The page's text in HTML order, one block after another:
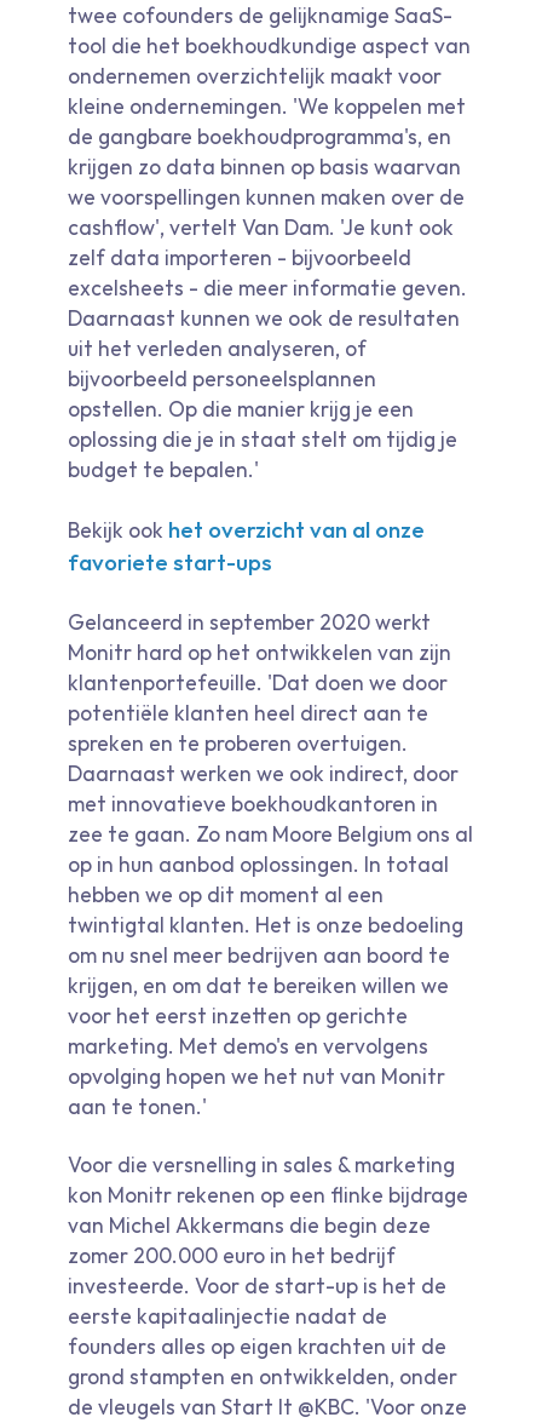
twee cofounders de gelijknamige SaaS-
tool die het boekhoudkundige aspect van
ondernemen overzichtelijk maakt voor
kleine ondernemingen. 'We koppelen met
de gangbare boekhoudprogramma's, en
krijgen zo data binnen op basis waarvan
we voorspellingen kunnen maken over de
cashflow', vertelt Van Dam. 'Je kunt ook
zelf data importeren - bijvoorbeeld
excelsheets - die meer informatie geven.
Daarnaast kunnen we ook de resultaten
uit het verleden analyseren, of
bijvoorbeeld personeelsplannen
opstellen. Op die manier krijg je een
oplossing die je in staat stelt om tijdig je
budget te bepalen.'
Bekijk ook het overzicht van al onze
favoriete start-ups
Gelanceerd in september 2020 werkt
Monitr hard op het ontwikkelen van zijn
klantenportefeuille. 'Dat doen we door
potentiële klanten heel direct aan te
spreken en te proberen overtuigen.
Daarnaast werken we ook indirect, door
met innovatieve boekhoudkantoren in
zee te gaan. Zo nam Moore Belgium ons al
op in hun aanbod oplossingen. In totaal
hebben we op dit moment al een
twintigtal klanten. Het is onze bedoeling
om nu snel meer bedrijven aan boord te
krijgen, en om dat te bereiken willen we
voor het eerst inzetten op gerichte
marketing. Met demo's en vervolgens
opvolging hopen we het nut van Monitr
aan te tonen.'
Voor die versnelling in sales & marketing
kon Monitr rekenen op een flinke bijdrage
van Michel Akkermans die begin deze
zomer 200.000 euro in het bedrijf
investeerde. Voor de start-up is het de
eerste kapitaalinjectie nadat de
founders alles op eigen krachten uit de
grond stampten en ontwikkelden, onder
de vleugels van Start It @KBC. 'Voor onze